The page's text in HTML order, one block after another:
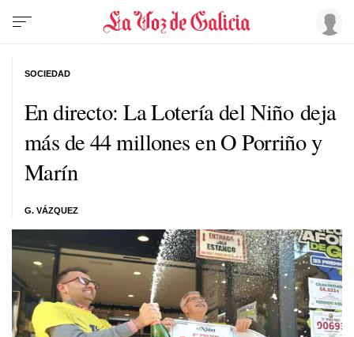
En directo: La Lotería del Niño deja
más de 44 millones en O Porriño y
Marín
G. VÁZQUEZ
SOCIEDAD